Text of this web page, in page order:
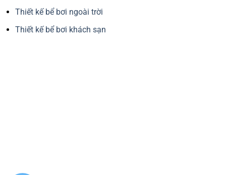
Thiết kế bể bơi ngoài trời
Thiết kế bể bơi khách sạn